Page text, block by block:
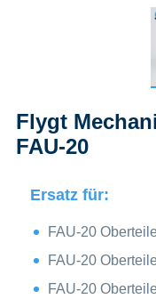
Flygt
FAU-20
Ersatz für:
FAU-20
FAU-20
FAU-20